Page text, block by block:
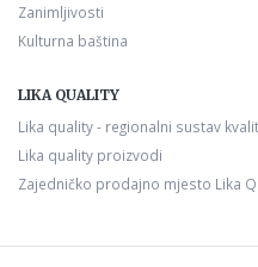
Zanimljivosti
Kulturna baština
LIKA QUALITY
Lika quality - regionalni sustav
Lika quality proizvodi
Zajedničko prodajno mjesto Lika